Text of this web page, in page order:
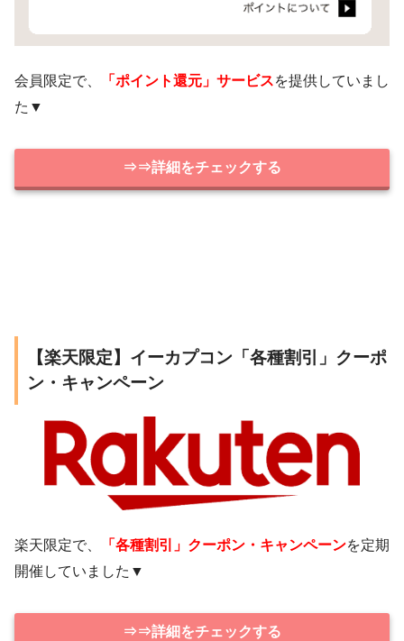
会員限定で、 「ポイント還元」サービスを提供していまし
た▼
⇒⇒詳細をチェックする
【楽天限定】イーカプコン「各種割引」クーポ
ン・キャンペーン
楽天限定で、 「各種割引」クーポン・キャンペーンを定期
開催していました▼
⇒⇒詳細をチェックする